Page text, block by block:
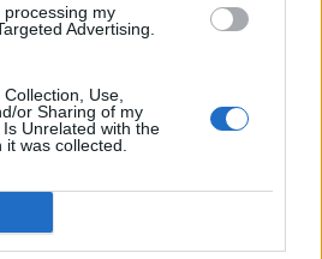
my
Advertising.
Use,
or Sharing of my
Unrelated with the
was collected.